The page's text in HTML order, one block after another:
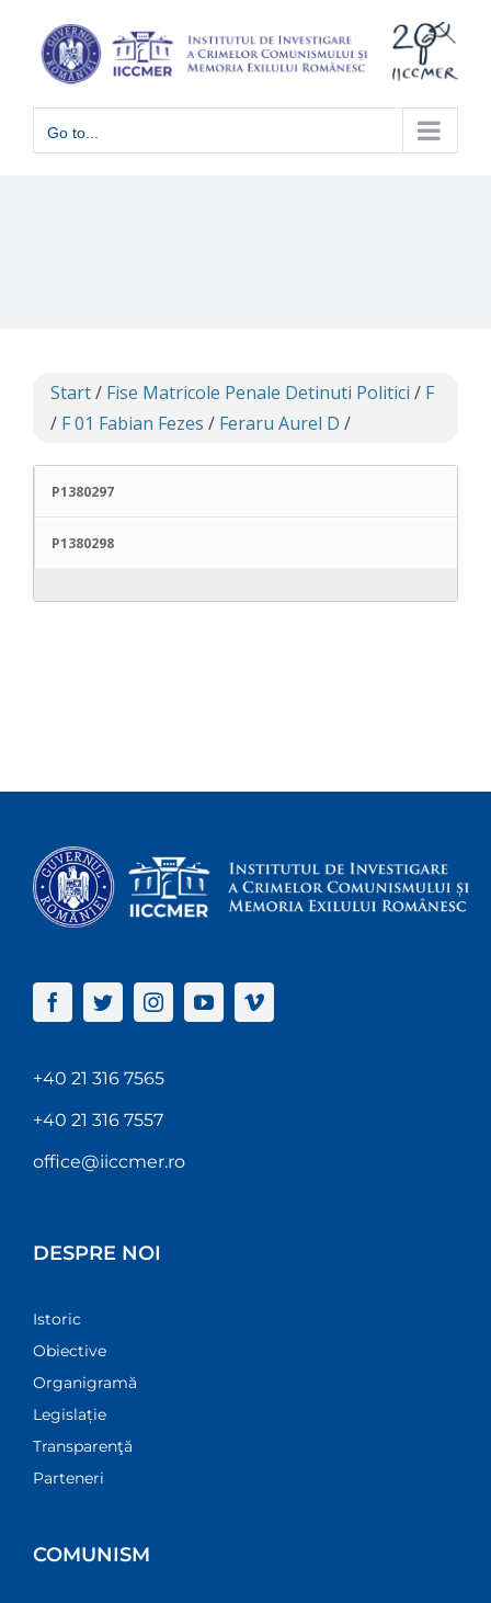
content
Go to...
Start/ Fise Matricole Penale Detinuti Politici / F
/ F 01 Fabian Fezes / Feraru Aurel D /
P1380297
P1380298
+40 21 316 7565
+40 21 316 7557
office@iiccmer.ro
DESPRE NOI
Istoric
Obiective
Organigramă
Legislație
Transparenţă
Parteneri
COMUNISM